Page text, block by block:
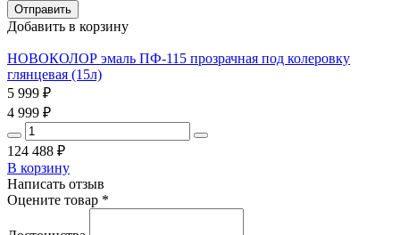
Добавить в корзину
НОВОКОЛОР эмаль ПФ-115 прозрачная под колеровку
глянцевая (15л)
5 999 ₽
4 999 ₽
124 488 ₽
В корзину
Написать отзыв
Оцените товар *